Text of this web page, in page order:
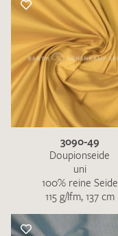
3090-49
Doupionseide
uni
100% reine Seide
115 g/lfm, 137 cm